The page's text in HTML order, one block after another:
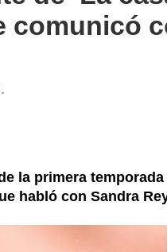
comunicó
la primera
habló con Sandra